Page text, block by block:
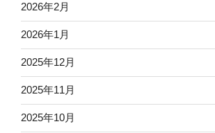
2026年2月
2026年1月
2025年12月
2025年11月
2025年10月